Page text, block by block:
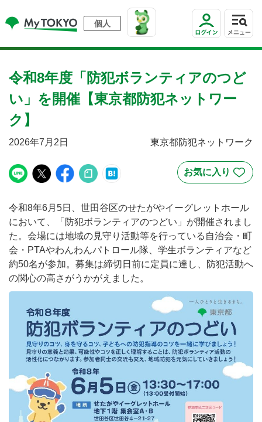
個人
令和8年度「防犯ボランティアのつど
い」を開催【東京都防犯ネットワー
ク】
2026年7月2日 東京都防犯ネットワーク
令和8年6月5日、世田谷区のせたがやイーグレットホール
において、「防犯ボランティアのつどい」が開催されまし
た。会場には地域の見守り活動等を行っている自治会・町
会・PTAやわんわんパトロール隊、学生ボランティアなど
約50名が参加。募集は締切日前に定員に達し、防犯活動へ
の関心の高さがうかがえました。